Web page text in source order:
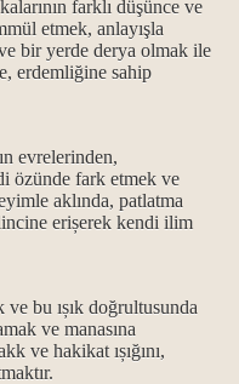
farklı düşünce ve
etmek, anlayışla
bir yerde derya olmak ile
erdemliğine sahip
evrelerinden,
özünde fark etmek ve
aklında, patlatma
erișerek kendi ilim
ve bu ıșık doğrultusunda
ve manasına
ve hakikat ıșığını,